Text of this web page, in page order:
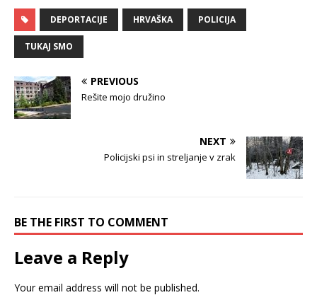
DEPORTACIJE HRVAŠKA POLICIJA
TUKAJ SMO
PREVIOUS
Rešite mojo družino
NEXT
Policijski psi in streljanje v zrak
BE THE FIRST TO COMMENT
Leave a Reply
Your email address will not be published.